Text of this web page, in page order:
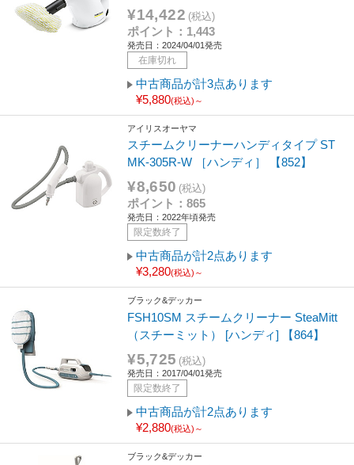
¥14,422 (税込)
ポイント：1,443
発売日：2024/04/01発売
在庫切れ
中古商品が計3点あります
¥5,880(税込)～
アイリスオーヤマ
スチームクリーナーハンディタイプ ST
MK-305R-W ［ハンディ］ 【852】
¥8,650 (税込)
ポイント：865
発売日：2022年頃発売
限定数終了
中古商品が計2点あります
¥3,280(税込)～
ブラック&デッカー
FSH10SM スチームクリーナー SteaMitt
（スチーミット） [ハンディ] 【864】
¥5,725 (税込)
発売日：2017/04/01発売
限定数終了
中古商品が計2点あります
¥2,880(税込)～
ブラック&デッカー